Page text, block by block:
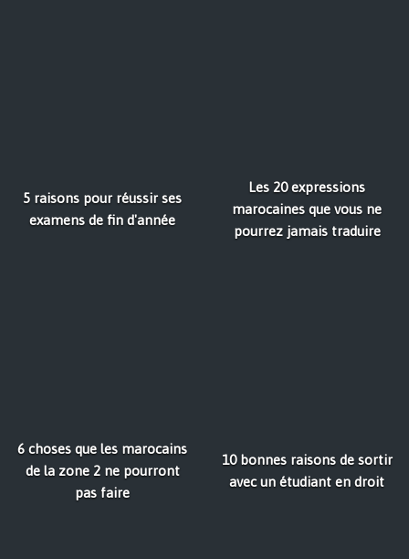
5 raisons pour réussir ses
examens de fin d'année
Les 20 expressions
marocaines que vous ne
pourrez jamais traduire
6 choses que les marocains
de la zone 2 ne pourront
pas faire
10 bonnes raisons de sortir
avec un étudiant en droit